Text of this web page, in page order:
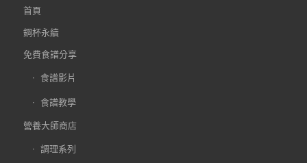
首頁
鋼杯永續
免費食譜分享
食譜影片
食譜教學
營養大師商店
調理系列